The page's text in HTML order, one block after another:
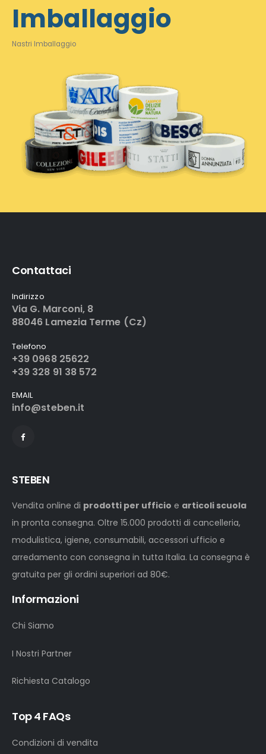
Imballaggio
Nastri Imballaggio
Contattaci
Indirizzo
Via G. Marconi, 8
88046 Lamezia Terme (Cz)
Telefono
+39 0968 25622
+39 328 91 38 572
EMAIL
info@steben.it
STEBEN
Vendita online di prodotti per ufficio e articoli scuola
in pronta consegna. Oltre 15.000 prodotti di cancelleria,
modulistica, igiene, consumabili, accessori ufficio e
arredamento con consegna in tutta Italia. La consegna è
gratuita per gli ordini superiori ad 80€.
Informazioni
Chi Siamo
I Nostri Partner
Richiesta Catalogo
Top 4 FAQs
Condizioni di vendita